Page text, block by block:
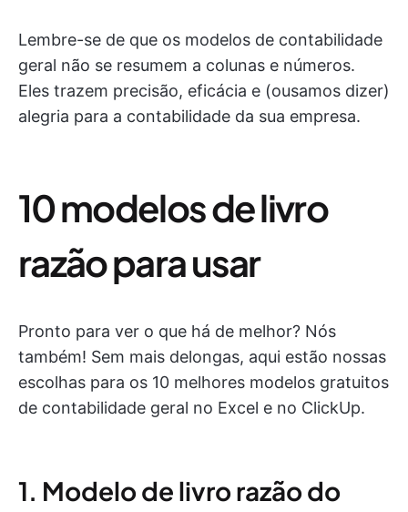
Lembre-se de que os modelos de contabilidade
geral não se resumem a colunas e números.
Eles trazem precisão, eficácia e (ousamos dizer)
alegria para a contabilidade da sua empresa.
10 modelos de livro
razão para usar
Pronto para ver o que há de melhor? Nós
também! Sem mais delongas, aqui estão nossas
escolhas para os 10 melhores modelos gratuitos
de contabilidade geral no Excel e no ClickUp.
1. Modelo de livro razão do